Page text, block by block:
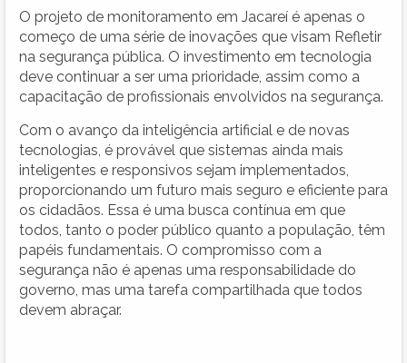
O projeto de monitoramento em Jacareí é apenas o
começo de uma série de inovações que visam Refletir
na segurança pública. O investimento em tecnologia
deve continuar a ser uma prioridade, assim como a
capacitação de profissionais envolvidos na segurança.
Com o avanço da inteligência artificial e de novas
tecnologias, é provável que sistemas ainda mais
inteligentes e responsivos sejam implementados,
proporcionando um futuro mais seguro e eficiente para
os cidadãos. Essa é uma busca contínua em que
todos, tanto o poder público quanto a população, têm
papéis fundamentais. O compromisso com a
segurança não é apenas uma responsabilidade do
governo, mas uma tarefa compartilhada que todos
devem abraçar.